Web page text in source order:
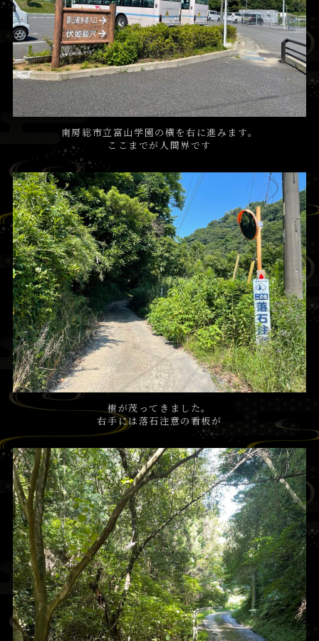
南房総市立富山学園の横を右に進みます。
ここまでが人間界です
樹が茂ってきました。
右手には落石注意の看板が